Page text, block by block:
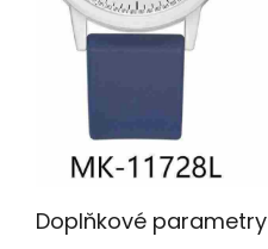
Doplňkové parametry